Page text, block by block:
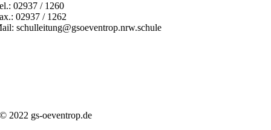
02937 / 1260
02937 / 1262
schulleitung@gsoeventrop.nrw.schule
© 2022 gs-oeventrop.de